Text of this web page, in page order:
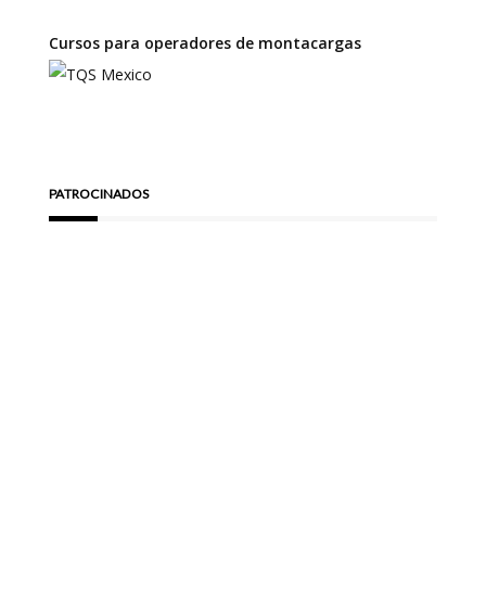
Cursos para operadores de montacargas
PATROCINADOS